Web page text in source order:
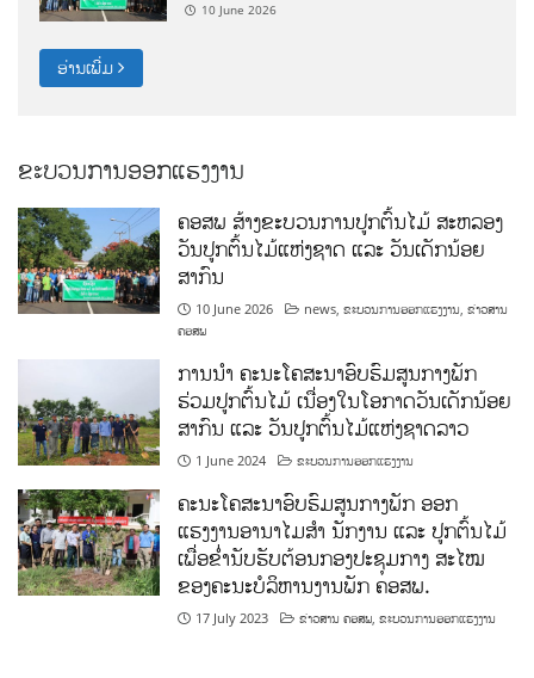
10 June 2026
ອ່ານເພີ່ມ
ຂະບວນການອອກແຮງງານ
ຄອສພ ສ້າງຂະບວນການປູກຕົ້ນໄມ້ ສະຫລອງ
ວັນປູກຕົ້ນໄມ້ແຫ່ງຊາດ ແລະ ວັນເດັກນ້ອຍ
ສາກົນ
10 June 2026 news,ຂະບວນການອອກແຮງງານ,ຂ່າວສານ
ຄອສພ
ການນໍາ ຄະນະໂຄສະນາອົບຮົມສູນກາງພັກ
ຮ່ວມປູກຕົ້ນໄມ້ ເນື່ອງໃນໂອກາດວັນເດັກນ້ອຍ
ສາກົນ ແລະ ວັນປູກຕົ້ນໄມ້ແຫ່ງຊາດລາວ
1 June 2024 ຂະບວນການອອກແຮງງານ
ຄະນະໂຄສະນາອົບຮົມສູນກາງພັກ ອອກ
ແຮງງານອານາໄມສໍາ ນັກງານ ແລະ ປູກຕົ້ນໄມ້
ເພື່ອຂໍ່ານັບຮັບຕ້ອນກອງປະຊຸມກາງ ສະໄໝ
ຂອງຄະນະບໍລິຫານງານພັກ ຄອສພ.
17 July 2023 ຂ່າວສານ ຄອສພ,ຂະບວນການອອກແຮງງານ